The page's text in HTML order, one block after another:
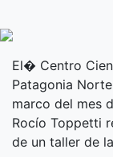
El� Centro
Patagonia
marco del mes
Rocío Toppetti
de un taller de